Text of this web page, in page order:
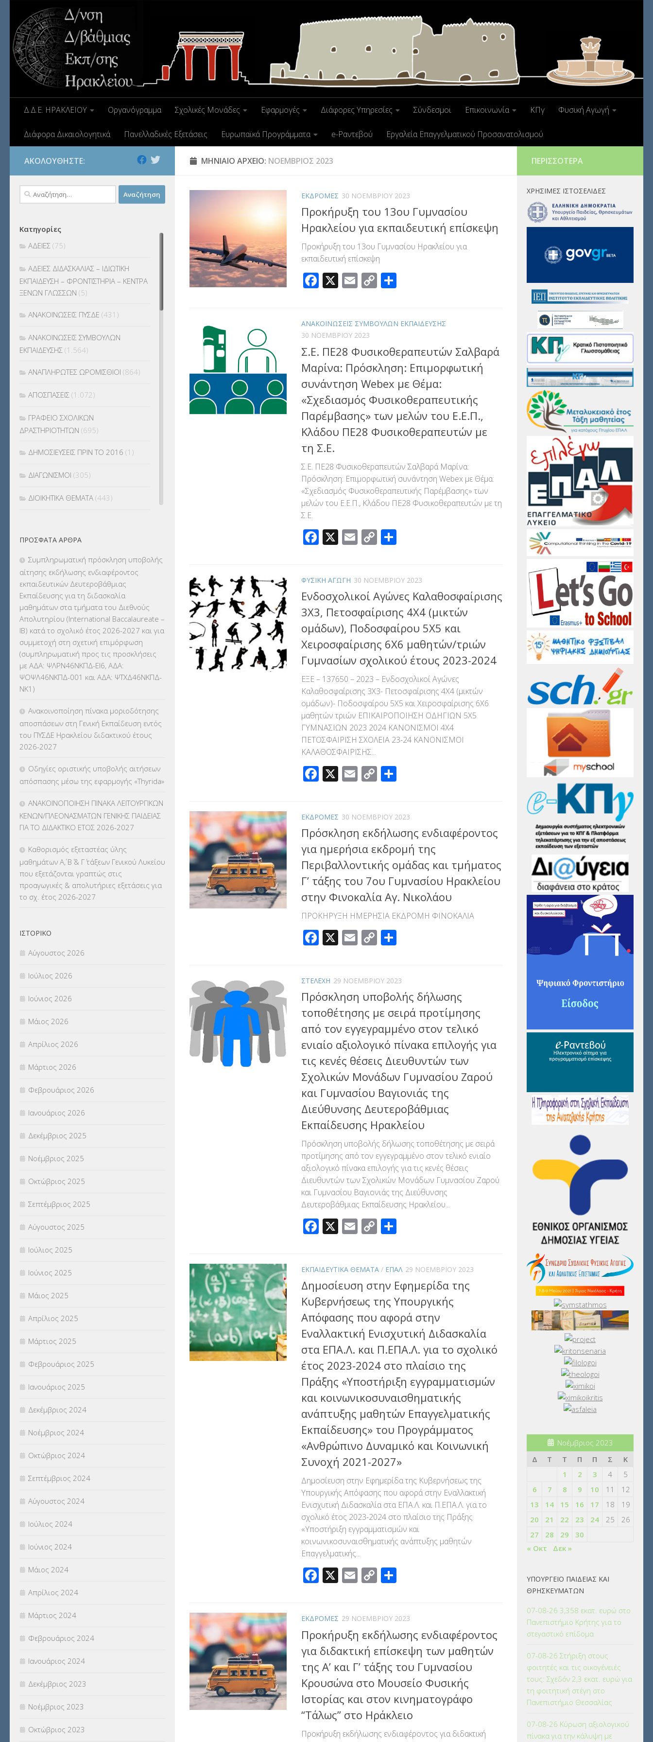
Δ.Δ.Ε. ΗΡΑΚΛΕΙΟΥ Οργανόγραμμα Σχολικές Μονάδες Εφαρμογές Διάφορες Υπηρεσίες Σύνδεσμοι Επικοινωνία ΚΠγ Φυσική Αγωγή
Διάφορα Δικαιολογητικά Πανελλαδικές Εξετάσεις Ευρωπαϊκά Προγράμματα e-Ραντεβού Εργαλεία Επαγγελματικού Προσανατολισμού
ΜΗΝΙΑΊΟ ΑΡΧΕΊΟ: ΝΟΈΜΒΡΙΟΣ 2023
ΕΚΔΡΟΜΕΣ 30 ΝΟΕΜΒΡΊΟΥ 2023
Προκήρυξη του 13ου Γυμνασίου
Ηρακλείου για εκπαιδευτική επίσκεψη
Προκήρυξη του 13ου Γυμνασίου Ηρακλείου για
εκπαιδευτική επίσκεψη
Facebook
X Email
Copy
ΑΝΑΚΟΙΝΩΣΕΙΣ ΣΥΜΒΟΥΛΩΝ ΕΚΠΑΙΔΕΥΣΗΣ
30 ΝΟΕΜΒΡΊΟΥ 2023
Σ.Ε. ΠΕ28 Φυσικοθεραπευτών Σαλβαρά
Μαρίνα: Πρόσκληση: Επιμορφωτική
συνάντηση Webex με Θέμα:
«Σχεδιασμός Φυσικοθεραπευτικής
Παρέμβασης» των μελών του Ε.Ε.Π.,
Κλάδου ΠΕ28 Φυσικοθεραπευτών με
τη Σ.Ε.
Σ.Ε. ΠΕ28 Φυσικοθεραπευτών Σαλβαρά Μαρίνα:
Πρόσκληση: Επιμορφωτική συνάντηση Webex με Θέμα:
«Σχεδιασμός Φυσικοθεραπευτικής Παρέμβασης» των
μελών του Ε.Ε.Π., Κλάδου ΠΕ28 Φυσικοθεραπευτών με τη
Σ.Ε.
Facebook
X Email
Copy
ΦΥΣΙΚΗ ΑΓΩΓΗ 30 ΝΟΕΜΒΡΊΟΥ 2023
Ενδοσχολικοί Αγώνες Καλαθοσφαίρισης
3Χ3, Πετοσφαίρισης 4Χ4 (μικτών
ομάδων), Ποδοσφαίρου 5Χ5 και
Χειροσφαίρισης 6Χ6 μαθητών/τριών
Γυμνασίων σχολικού έτους 2023-2024
ΕΞΕ – 137650 – 2023 – Ενδοσχολικοί Αγώνες
Καλαθοσφαίρισης 3Χ3- Πετοσφαίρισης 4Χ4 (μικτών
ομάδων)- Ποδοσφαίρου 5Χ5 και Χειροσφαίρισης 6Χ6
μαθητών τριών ΕΠΙΚΑΙΡΟΠΟΙΗΣΗ ΟΔΗΓΙΩΝ 5Χ5
ΓΥΜΝΑΣΙΩΝ 2023 2024 ΚΑΝΟΝΙΣΜΟΙ 4X4
ΠΕΤΟΣΦΑΙΡΙΣΗ ΣΧΟΛΕΙΑ 23-24 ΚΑΝΟΝΙΣΜΟΙ
ΚΑΛΑΘΟΣΦΑΙΡΙΣΗΣ...
Facebook
X Email
Copy
ΕΚΔΡΟΜΕΣ 30 ΝΟΕΜΒΡΊΟΥ 2023
Πρόσκληση εκδήλωσης ενδιαφέροντος
για ημερήσια εκδρομή της
Περιβαλλοντικής ομάδας και τμήματος
Γ’ τάξης του 7ου Γυμνασίου Ηρακλείου
στην Φινοκαλία Αγ. Νικολάου
ΠΡΟΚΗΡΥΞΗ ΗΜΕΡΗΣΙΑ ΕΚΔΡΟΜΗ ΦΙΝΟΚΑΛΙΑ
Facebook
X Email
Copy
ΣΤΕΛΕΧΗ 29 ΝΟΕΜΒΡΊΟΥ 2023
Πρόσκληση υποβολής δήλωσης
τοποθέτησης με σειρά προτίμησης
από τον εγγεγραμμένο στον τελικό
ενιαίο αξιολογικό πίνακα επιλογής για
τις κενές θέσεις Διευθυντών των
Σχολικών Μονάδων Γυμνασίου Ζαρού
και Γυμνασίου Βαγιονιάς της
Διεύθυνσης Δευτεροβάθμιας
Εκπαίδευσης Ηρακλείου
Πρόσκληση υποβολής δήλωσης τοποθέτησης με σειρά
προτίμησης από τον εγγεγραμμένο στον τελικό ενιαίο
αξιολογικό πίνακα επιλογής για τις κενές θέσεις
Διευθυντών των Σχολικών Μονάδων Γυμνασίου Ζαρού
και Γυμνασίου Βαγιονιάς της Διεύθυνσης
Δευτεροβάθμιας Εκπαίδευσης Ηρακλείου...
Facebook
X Email
Copy
ΕΚΠΑΙΔΕΥΤΙΚΑ ΘΕΜΑΤΑ / ΕΠΑΛ 29 ΝΟΕΜΒΡΊΟΥ 2023
Δημοσίευση στην Εφημερίδα της
Κυβερνήσεως της Υπουργικής
Απόφασης που αφορά στην
Εναλλακτική Ενισχυτική Διδασκαλία
στα ΕΠΑ.Λ. και Π.ΕΠΑ.Λ. για το σχολικό
έτος 2023-2024 στο πλαίσιο της
Πράξης «Υποστήριξη εγγραμματισμών
και κοινωνικοσυναισθηματικής
ανάπτυξης μαθητών Επαγγελματικής
Εκπαίδευσης» του Προγράμματος
«Ανθρώπινο Δυναμικό και Κοινωνική
Συνοχή 2021-2027»
Δημοσίευση στην Εφημερίδα της Κυβερνήσεως της
Υπουργικής Απόφασης που αφορά στην Εναλλακτική
Ενισχυτική Διδασκαλία στα ΕΠΑ.Λ. και Π.ΕΠΑ.Λ. για το
σχολικό έτος 2023-2024 στο πλαίσιο της Πράξης
«Υποστήριξη εγγραμματισμών και
κοινωνικοσυναισθηματικής ανάπτυξης μαθητών
Επαγγελματικής...
Facebook
X Email
Copy
ΕΚΔΡΟΜΕΣ 29 ΝΟΕΜΒΡΊΟΥ 2023
Προκήρυξη εκδήλωσης ενδιαφέροντος
για διδακτική επίσκεψη των μαθητών
της Α’ και Γ’ τάξης του Γυμνασίου
Κρουσώνα στο Μουσείο Φυσικής
Ιστορίας και στον κινηματογράφο
“Τάλως” στο Ηράκλειο
Προκήρυξη εκδήλωσης ενδιαφέροντος για διδακτική
ΑΚΟΛΟΥΘΉΣΤΕ:
Αναζήτηση
για:
Κατηγορίες
ΑΔΕΙΕΣ (75)
ΑΔΕΙΕΣ ΔΙΔΑΣΚΑΛΙΑΣ – ΙΔΙΩΤΙΚΗ
ΕΚΠΑΙΔΕΥΣΗ – ΦΡΟΝΤΙΣΤΗΡΙΑ – ΚΕΝΤΡΑ
ΞΕΝΩΝ ΓΛΩΣΣΩΝ (5)
ΑΝΑΚΟΙΝΩΣΕΙΣ ΠΥΣΔΕ (431)
ΑΝΑΚΟΙΝΩΣΕΙΣ ΣΥΜΒΟΥΛΩΝ
ΕΚΠΑΙΔΕΥΣΗΣ (1.564)
ΑΝΑΠΛΗΡΩΤΕΣ ΩΡΟΜΙΣΘΙΟΙ (864)
ΑΠΟΣΠΑΣΕΙΣ (1.072)
ΓΡΑΦΕΙΟ ΣΧΟΛΙΚΩΝ
ΔΡΑΣΤΗΡΙΟΤΗΤΩΝ (695)
ΔΗΜΟΣΙΕΥΣΕΙΣ ΠΡΙΝ ΤΟ 2016 (1)
ΔΙΑΓΩΝΙΣΜΟΙ (305)
ΔΙΟΙΚΗΤΙΚΑ ΘΕΜΑΤΑ (443)
ΕΚΔΡΟΜΕΣ(7.354)
ΕΚΠΑΙΔΕΥΤΙΚΑ ΘΕΜΑΤΑ (2.824)
ΕΠΑΛ(366)
ΕΠΙΜΟΡΦΩΣΗ Τ.Π.Ε.(10)
ΕΥΡΩΠΑΪΚΑ ΠΡΟΓΡΑΜΜΑΤΑ(230)
ΚΕΣΥ(60)
ΚΕΣΥΠ(109)
ΓΛΩΣΣΟΜΑΘΕΙΑΣ(135)
ΚΠπ- ΚΡΑΤΙΚΟ ΠΙΣΤΟΠΟΙΗΤΙΚΟ
ΠΛΗΡΟΦΟΡΙΚΗΣ
ΛΟΙΠΑ(309)
ΜΕΤΑΘΕΣΕΙΣ-ΤΟΠΟΘΕΤΗΣΕΙΣ
ΒΕΛΤΙΩΣΕΙΣ(319)
ΜΕΤΑΤΑΞΕΙΣ(87)
ΜΕΤΑΦΟΡΑ ΜΑΘΗΤΩΝ(3)
ΝΟΜΟΘΕΣΙΑ(66)
(18)
ΣΥΝΤΑΞΕΙΣ(12)
ΣΧΟΛΙΚΟΙ ΣΥΜΒΟΥΛΟΙ
ΥΠΕΡΑΡΙΘΜΟΙ(1)
ΥΠΟΤΡΟΦΙΕΣ(28)
ΦΥΣΙΚΗ ΑΓΩΓΗ(692)
Χωρίς κατηγορία
ΠΡΌΣΦΑΤΑ ΆΡΘΡΑ
Συμπληρωματική πρόσκληση υποβολής
αίτησης εκδήλωσης ενδιαφέροντος
εκπαιδευτικών Δευτεροβάθμιας
Εκπαίδευσης για τη διδασκαλία
μαθημάτων στα τμήματα του Διεθνούς
Απολυτηρίου (International Baccalaureate –
IB) κατά το σχολικό έτος 2026-2027 και για
συμμετοχή στη σχετική επιμόρφωση
(συμπληρωματική προς τις προσκλήσεις
με ΑΔΑ: ΨΛΡΝ46ΝΚΠΔ-ΕΙ6, ΑΔΑ:
ΨΟΨΛ46ΝΚΠΔ-001 και ΑΔΑ: ΨΤΧΔ46ΝΚΠΔ-
ΝΚ1)
Ανακοινοποίηση πίνακα μοριοδότησης
αποσπάσεων στη Γενική Εκπαίδευση εντός
του ΠΥΣΔΕ Ηρακλείου διδακτικού έτους
2026-2027
Οδηγίες οριστικής υποβολής αιτήσεων
απόσπασης μέσω της εφαρμογής «Thyrida»
ΑΝΑΚΟΙΝΟΠΟΙΗΣΗ ΠΙΝΑΚΑ ΛΕΙΤΟΥΡΓΙΚΩΝ
ΚΕΝΩΝ/ΠΛΕΟΝΑΣΜΑΤΩΝ ΓΕΝΙΚΗΣ ΠΑΙΔΕΙΑΣ
ΓΙΑ ΤΟ ΔΙΔΑΚΤΙΚΟ ΕΤΟΣ 2026-2027
Καθορισμός εξεταστέας ύλης
μαθημάτων Α΄, Β΄ & Γ΄ τάξεων Γενικού Λυκείου
που εξετάζονται γραπτώς στις
προαγωγικές & απολυτήριες εξετάσεις για
το σχ. έτος 2026-2027
ΙΣΤΟΡΙΚΌ
Αύγουστος 2026
Ιούλιος 2026
Ιούνιος 2026
Μάιος 2026
Απρίλιος 2026
Μάρτιος 2026
Φεβρουάριος 2026
Ιανουάριος 2026
Δεκέμβριος 2025
Νοέμβριος 2025
Οκτώβριος 2025
Σεπτέμβριος 2025
Αύγουστος 2025
Ιούλιος 2025
Ιούνιος 2025
Μάιος 2025
Απρίλιος 2025
Μάρτιος 2025
Φεβρουάριος 2025
Ιανουάριος 2025
Δεκέμβριος 2024
Νοέμβριος 2024
Οκτώβριος 2024
Σεπτέμβριος 2024
Αύγουστος 2024
Ιούλιος 2024
Ιούνιος 2024
Μάιος 2024
Απρίλιος 2024
Μάρτιος 2024
Φεβρουάριος 2024
Ιανουάριος 2024
Δεκέμβριος 2023
Νοέμβριος 2023
Οκτώβριος 2023
ΠΕΡΙΣΣΌΤΕΡΑ
ΧΡΉΣΙΜΕΣ ΙΣΤΟΣΕΛΊΔΕΣ
Νοέμβριος 2023
Δ
Τ Τ Π Π Σ
Κ
1
2 3 4
5
6
7 8 9 10 11
12
13
14 15 16 17 18
19
20
21 22 23 24 25
26
27
28 29
30
« Οκτ
Δεκ »
ΥΠΟΥΡΓΕΙΟ ΠΑΙΔΕΙΑΣ ΚΑΙ
ΘΡΗΣΚΕΥΜΑΤΩΝ
07-08-26 3,358 εκατ. ευρώ στο
Πανεπιστήμιο Κρήτης για το
στεγαστικό επίδομα
07-08-26 Στήριξη στους
φοιτητές και τις οικογένειές
τους: Σχεδόν 2,3 εκατ. ευρώ για
τη φοιτητική στέγη στο
Πανεπιστήμιο Θεσσαλίας
07-08-26 Κύρωση αξιολογικού
πίνακα για την κάλυψη με